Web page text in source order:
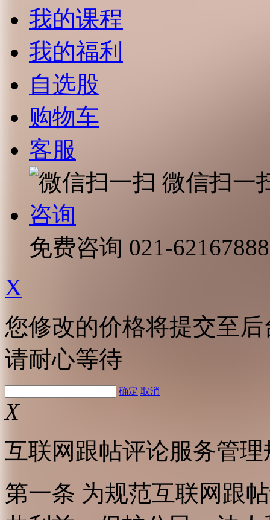
我的课程
我的福利
自选股
购物车
客服
微信扫一
咨询
免费咨询 021-62167888
X
您修改的价格将提交至
请耐心等待
确定 取消
X
互联网跟帖评论服务管理
第一条 为规范互联网跟